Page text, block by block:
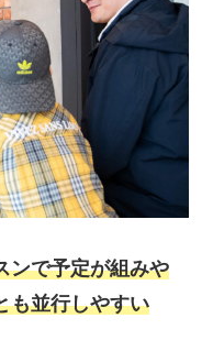
ンで予定が組みや
も並行しやすい